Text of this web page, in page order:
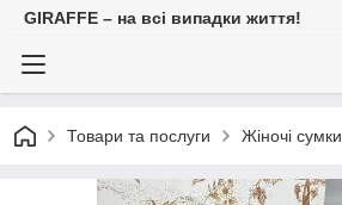
GIRAFFE – на всі випадки життя!
Товари та послуги Жіночі сумки